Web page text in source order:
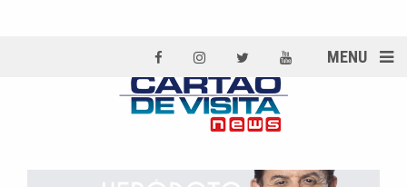
MENU